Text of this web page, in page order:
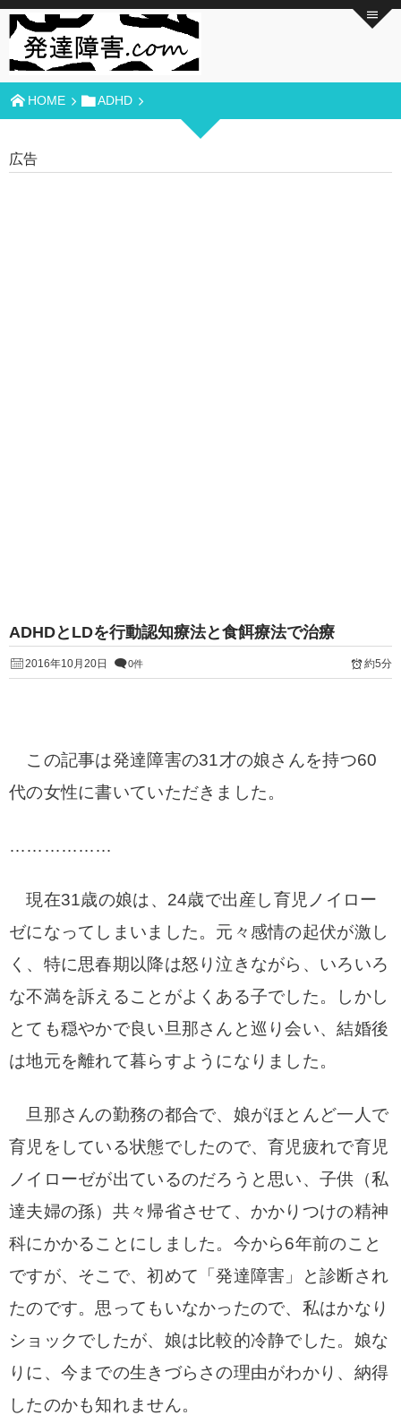
HOME ADHD
広告
ADHDとLDを行動認知療法と食餌療法で治療
2016年10月20日 0件 約5分
この記事は発達障害の31才の娘さんを持つ60
代の女性に書いていただきました。
………………
現在31歳の娘は、24歳で出産し育児ノイロー
ゼになってしまいました。 元々感情の起伏が激し
く、特に思春期以降は怒り泣きながら、いろいろ
な不満を訴えることがよくある子でした。
しかし
とても穏やかで良い旦那さんと巡り会い、結婚後
は地元を離れて暮らすようになりました。
旦那さんの勤務の都合で、娘がほとんど一人で
育児をしている状態でしたので、育児疲れで育児
ノイローゼが出ているのだろうと思い、子供（私
達夫婦の孫）共々帰省させて、かかりつけの精神
科にかかることにしました。 今から6年前のこと
ですが、 そこで、初めて「発達障害」と診断され
たのです。 思ってもいなかったので、私はかなり
ショックでしたが、娘は比較的冷静でした。 娘な
りに、今までの生きづらさの理由がわかり、納得
したのかも知れません。